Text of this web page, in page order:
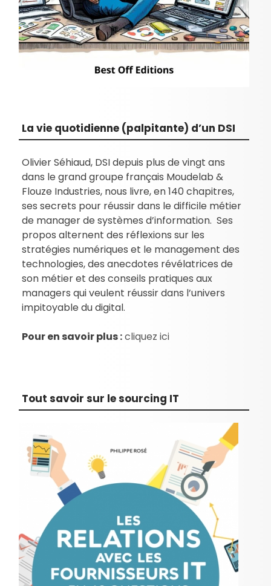
La vie quotidienne (palpitante) d’un DSI
Olivier Séhiaud, DSI depuis plus de vingt ans
dans le grand groupe français Moudelab &
Flouze Industries, nous livre, en 140 chapitres,
ses secrets pour réussir dans le difficile métier
de manager de systèmes d’information. Ses
propos alternent des réflexions sur les
stratégies numériques et le management des
technologies, des anecdotes révélatrices de
son métier et des conseils pratiques aux
managers qui veulent réussir dans l’univers
impitoyable du digital.
Pour en savoir plus :cliquez ici
Tout savoir sur le sourcing IT